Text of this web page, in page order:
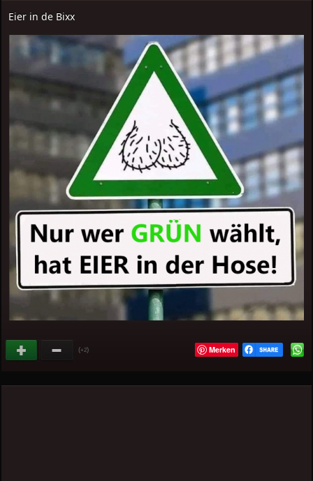
Eier in de Bixx
(+2) Merken